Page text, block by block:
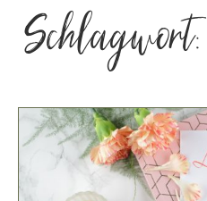
Schlagwort: